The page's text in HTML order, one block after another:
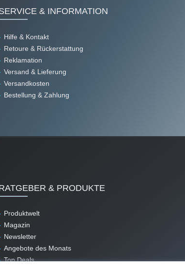
& INFORMATION
Hilfe & Kontakt
Retoure & Rückerstattung
Reklamation
Versand & Lieferung
Versandkosten
Bestellung & Zahlung
& PRODUKTE
Produktwelt
Magazin
Newsletter
Angebote des Monats
Top Deals